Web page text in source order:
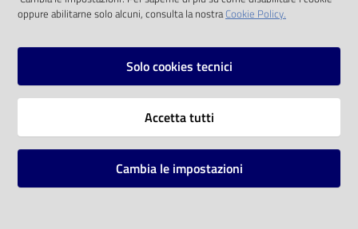
Instagram
Vai alla pagina
Mappa del sito
oppure abilitarne solo alcuni, consulta la nostraCookie Policy.
Solo cookies tecnici
Accetta tutti
Cambia le impostazioni